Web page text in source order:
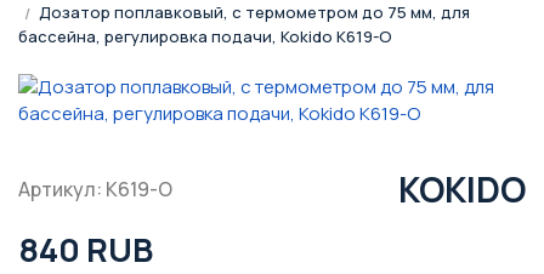
Дозатор поплавковый, с термометром до 75 мм, для
бассейна, регулировка подачи, Kokido K619-O
Артикул: K619-O KOKIDO
840 RUB